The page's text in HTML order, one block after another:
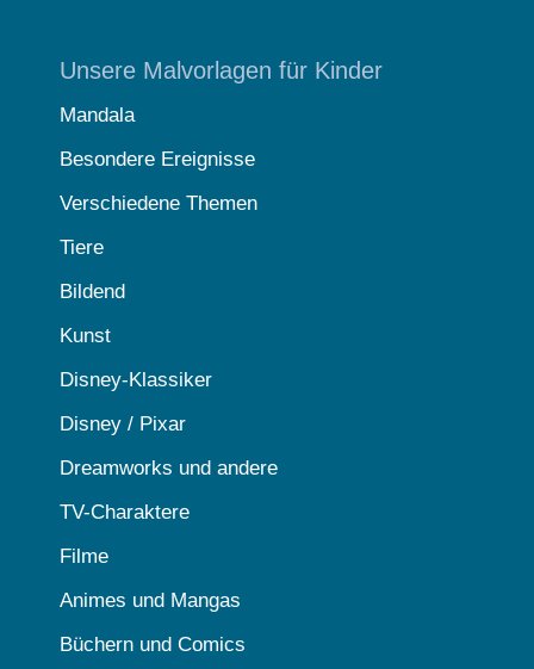
Unsere Malvorlagen für Kinder
Mandala
Besondere Ereignisse
Verschiedene Themen
Tiere
Bildend
Kunst
Disney-Klassiker
Disney / Pixar
Dreamworks und andere
TV-Charaktere
Filme
Animes und Mangas
Büchern und Comics